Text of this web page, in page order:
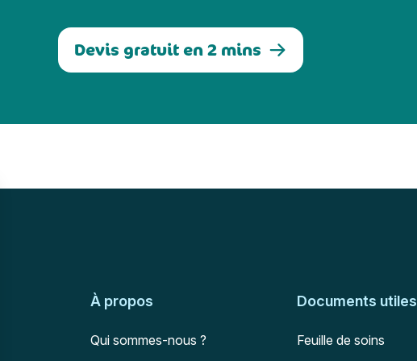
Devis gratuit en 2 mins
À propos
Qui sommes-nous ?
Documents utiles
Feuille de soins